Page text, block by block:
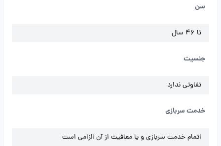
سن
تا 46 سال
جنسیت
تفاوتی ندارد
خدمت سربازی
اتمام خدمت سربازی و یا معافیت از آن الزامی است